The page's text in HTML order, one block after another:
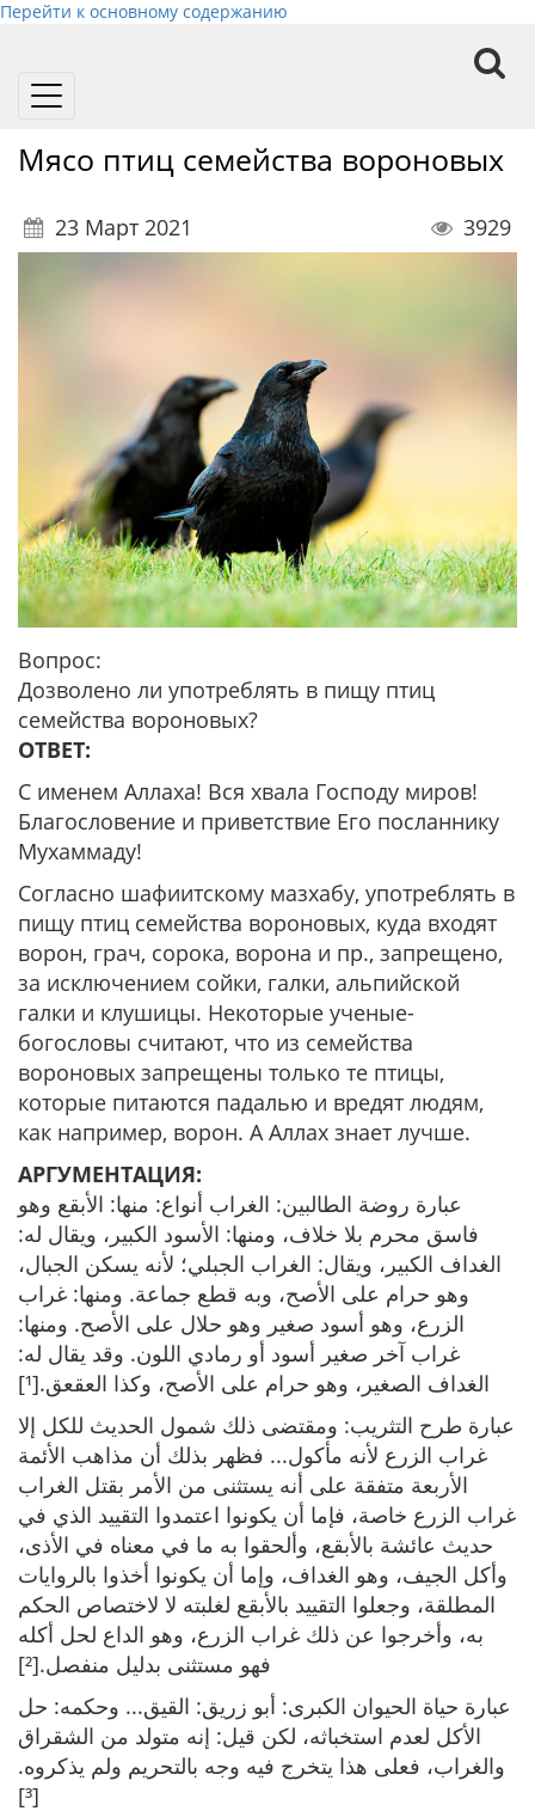
Перейти к основному содержанию
Toggle
Мясо птиц семейства вороновых
23 Март 2021 3929
Вопрос:
Дозволено ли употреблять в пищу птиц
семейства вороновых?
ОТВЕТ:
С именем Аллаха! Вся хвала Господу миров!
Благословение и приветствие Его посланнику
Мухаммаду!
Согласно шафиитскому мазхабу, употреблять в
пищу птиц семейства вороновых, куда входят
ворон, грач, сорока, ворона и пр., запрещено,
за исключением сойки, галки, альпийской
галки и клушицы. Некоторые ученые-
богословы считают, что из семейства
вороновых запрещены только те птицы,
которые питаются падалью и вредят людям,
как например, ворон. А Аллах знает лучше.
АРГУМЕНТАЦИЯ:
عبارة روضة الطالبين: الغراب أنواع: منها: الأبقع وهو
فاسق محرم بلا خلاف، ومنها: الأسود الكبير، ويقال له:
الغداف الكبير، ويقال: الغراب الجبلي؛ لأنه يسكن الجبال،
وهو حرام على الأصح، وبه قطع جماعة. ومنها: غراب
الزرع، وهو أسود صغير وهو حلال على الأصح. ومنها:
غراب آخر صغير أسود أو رمادي اللون. وقد يقال له:
الغداف الصغير، وهو حرام على الأصح، وكذا العقعق.[¹]
عبارة طرح التثريب: ومقتضى ذلك شمول الحديث للكل إلا
غراب الزرع لأنه مأكول... فظهر بذلك أن مذاهب الأئمة
الأربعة متفقة على أنه يستثنى من الأمر بقتل الغراب
غراب الزرع خاصة، فإما أن يكونوا اعتمدوا التقييد الذي في
حديث عائشة بالأبقع، وألحقوا به ما في معناه في الأذى،
وأكل الجيف، وهو الغداف، وإما أن يكونوا أخذوا بالروايات
المطلقة، وجعلوا التقييد بالأبقع لغلبته لا لاختصاص الحكم
به، وأخرجوا عن ذلك غراب الزرع، وهو الداع لحل أكله
فهو مستثنى بدليل منفصل.[²]
عبارة حياة الحيوان الكبرى: أبو زريق: القيق... وحكمه: حل
الأكل لعدم استخباثه، لكن قيل: إنه متولد من الشقراق
والغراب، فعلى هذا يتخرج فيه وجه بالتحريم ولم يذكروه.
[³]